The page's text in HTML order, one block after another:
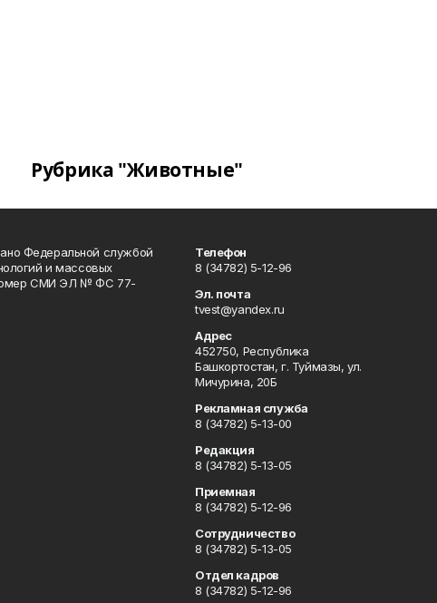
Рубрика "Животные"
Федеральной службой
и массовых
номер СМИ ЭЛ № ФС 77-
Телефон
8 (34782) 5-12-96
Эл. почта
tvest@yandex.ru
Адрес
452750, Республика
Башкортостан, г. Туймазы, ул.
Мичурина, 20Б
Рекламная служба
8 (34782) 5-13-00
Редакция
8 (34782) 5-13-05
Приемная
8 (34782) 5-12-96
Сотрудничество
8 (34782) 5-13-05
Отдел кадров
8 (34782) 5-12-96